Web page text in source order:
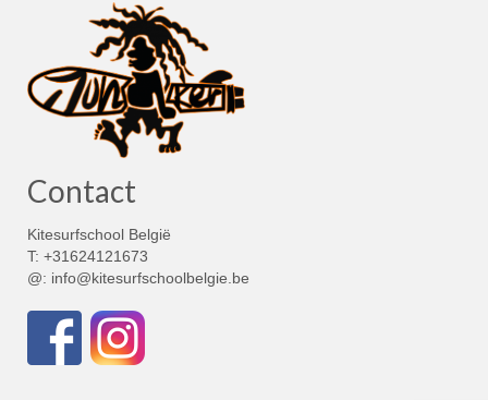
Contact
Kitesurfschool België
T: +31624121673
@: info@kitesurfschoolbelgie.be